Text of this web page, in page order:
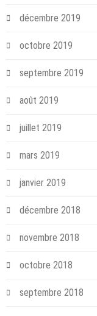
décembre 2019
octobre 2019
septembre 2019
août 2019
juillet 2019
mars 2019
janvier 2019
décembre 2018
novembre 2018
octobre 2018
septembre 2018